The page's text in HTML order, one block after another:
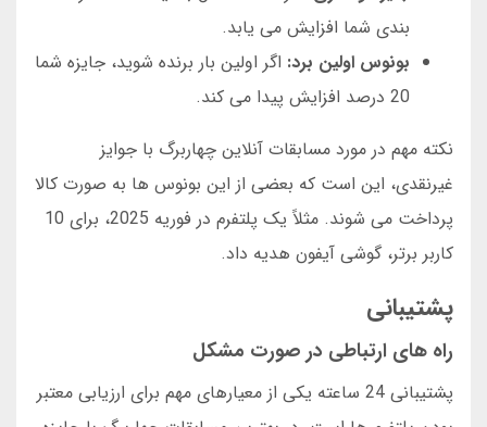
بندی شما افزایش می یابد.
بونوس اولین برد: اگر اولین بار برنده شوید، جایزه شما
20 درصد افزایش پیدا می کند.
نکته مهم در مورد مسابقات آنلاین چهاربرگ با جوایز
غیرنقدی، این است که بعضی از این بونوس ها به صورت کالا
پرداخت می شوند. مثلاً یک پلتفرم در فوریه 2025، برای 10
کاربر برتر، گوشی آیفون هدیه داد.
پشتیبانی
راه های ارتباطی در صورت مشکل
پشتیبانی 24 ساعته یکی از معیارهای مهم برای ارزیابی معتبر